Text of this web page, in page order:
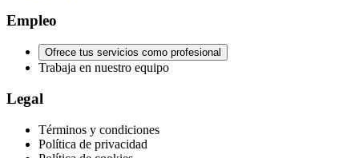
Empleo
Ofrece tus servicios como profesional
Trabaja en nuestro equipo
Legal
Términos y condiciones
Política de privacidad